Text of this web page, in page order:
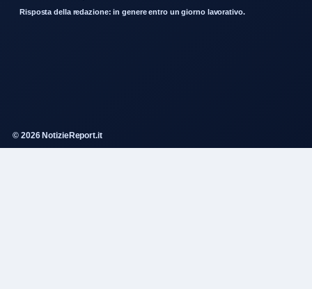
Risposta della redazione: in genere entro un giorno lavorativo.
© 2026 NotizieReport.it